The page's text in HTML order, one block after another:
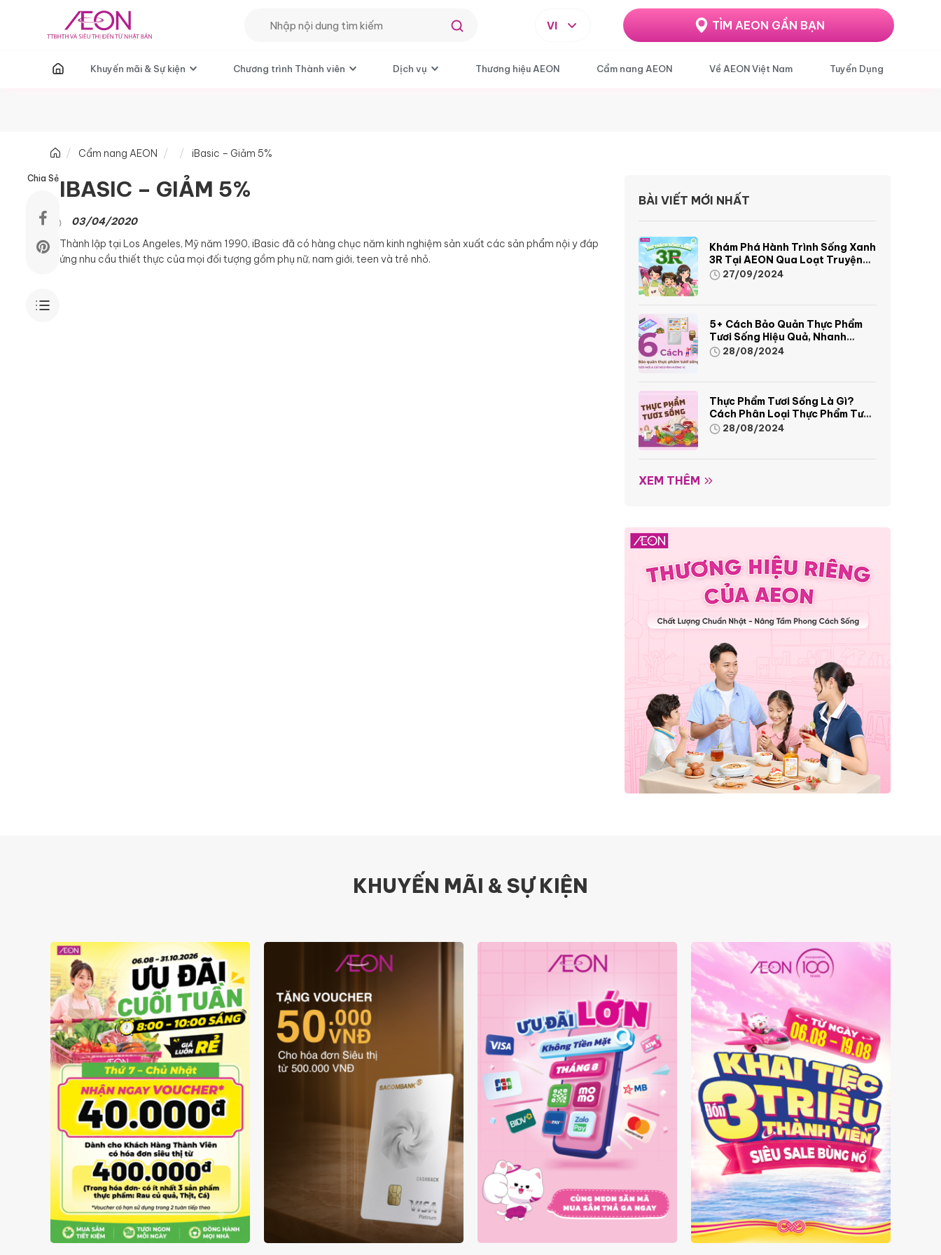
VI TÌM AEON GẦN BẠN
T Khuyến mãi & Sự kiện Chương trình Thành viên Dịch vụ Thương hiệu AEON Cẩm nang AEON Về AEON Việt Nam Tuyển Dụng
Cẩm nang AEON iBasic – Giảm 5%
Chia Sẻ IBASIC – GIẢM 5%
03/04/2020
Thành lập tại Los Angeles, Mỹ năm 1990, iBasic đã có hàng chục năm kinh nghiệm sản xuất các sản phẩm nội y đáp
ứng nhu cầu thiết thực của mọi đối tượng gồm phụ nữ, nam giới, teen và trẻ nhỏ.
BÀI VIẾT MỚI NHẤT
Khám Phá Hành Trình Sống Xanh
3R Tại AEON Qua Loạt Truyện
Tranh Sinh Động Và Thú Vị
27/09/2024
5+ Cách Bảo Quản Thực Phẩm
Tươi Sống Hiệu Quả, Nhanh
Chóng
28/08/2024
Thực Phẩm Tươi Sống Là Gì?
Cách Phân Loại Thực Phẩm Tươi
Sống28/08/2024
XEM THÊM
KHUYẾN MÃI & SỰ KIỆN
GIÁ LUÔN RẺ TỪ 6/8 - 31/10
ƯU ĐÃI THẺ VẬT LÝ
ĐÓN 3 TRIỆU THÀNH VIÊN -